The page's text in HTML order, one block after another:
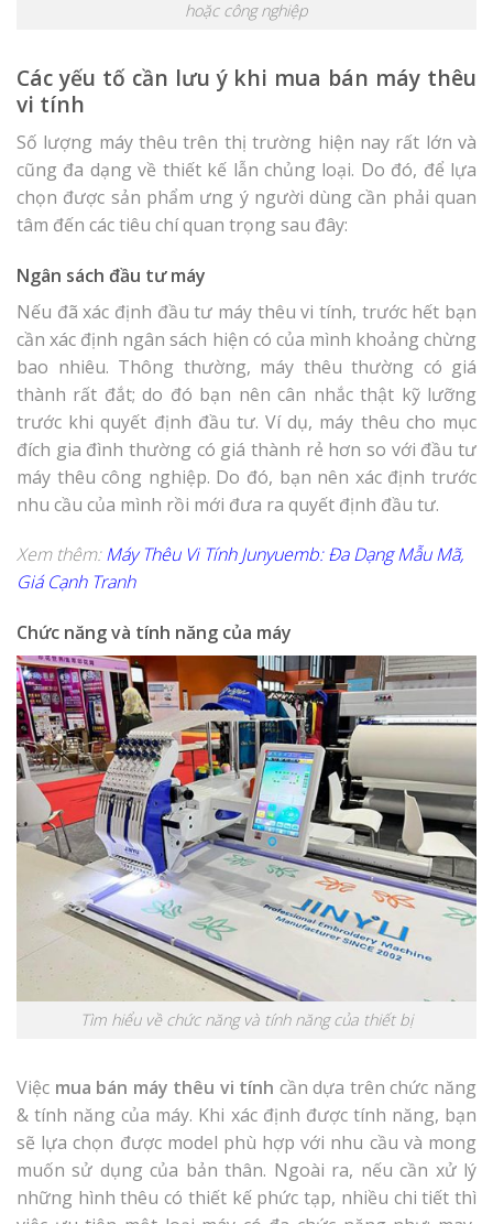
hoặc công nghiệp
Các yếu tố cần lưu ý khi mua bán máy thêu
vi tính
Số lượng máy thêu trên thị trường hiện nay rất lớn và
cũng đa dạng về thiết kế lẫn chủng loại. Do đó, để lựa
chọn được sản phẩm ưng ý người dùng cần phải quan
tâm đến các tiêu chí quan trọng sau đây:
Ngân sách đầu tư máy
Nếu đã xác định đầu tư máy thêu vi tính, trước hết bạn
cần xác định ngân sách hiện có của mình khoảng chừng
bao nhiêu. Thông thường, máy thêu thường có giá
thành rất đắt; do đó bạn nên cân nhắc thật kỹ lưỡng
trước khi quyết định đầu tư. Ví dụ, máy thêu cho mục
đích gia đình thường có giá thành rẻ hơn so với đầu tư
máy thêu công nghiệp. Do đó, bạn nên xác định trước
nhu cầu của mình rồi mới đưa ra quyết định đầu tư.
Xem thêm:Máy Thêu Vi Tính Junyuemb: Đa Dạng Mẫu Mã,
Giá Cạnh Tranh
Chức năng và tính năng của máy
Tìm hiểu về chức năng và tính năng của thiết bị
Việc mua bán máy thêu vi tính cần dựa trên chức năng
& tính năng của máy. Khi xác định được tính năng, bạn
sẽ lựa chọn được model phù hợp với nhu cầu và mong
muốn sử dụng của bản thân. Ngoài ra, nếu cần xử lý
những hình thêu có thiết kế phức tạp, nhiều chi tiết thì